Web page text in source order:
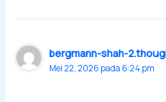
bergmann-shah-
Mei 22, 2026 pada 6:24 pm